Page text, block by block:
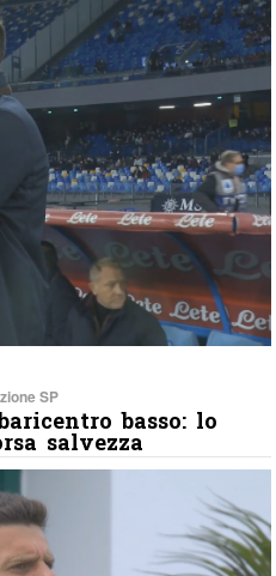
SP
basso: lo
salvezza